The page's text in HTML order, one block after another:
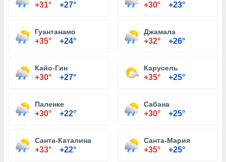
+31° +27° +30° +23°
Гуантанамо
+35° +24°
Джамала
+32° +26°
Кайо-Гин
+30° +27°
Карусель
+35° +25°
Паленке
+30° +22°
Сабана
+30° +25°
Санта-Каталина
+33° +22°
Санта-Мария
+35° +25°